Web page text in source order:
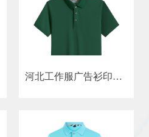
河北工作服广告衫印字来恩凯娅广告衫厂LEKY